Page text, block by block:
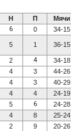
Н П Мячи
6 0 34-15
5 1 36-15
2 4 34-18
4 3 44-26
4 3 40-29
4 4 24-19
5 6 24-28
4 8 25-24
2 9 20-26